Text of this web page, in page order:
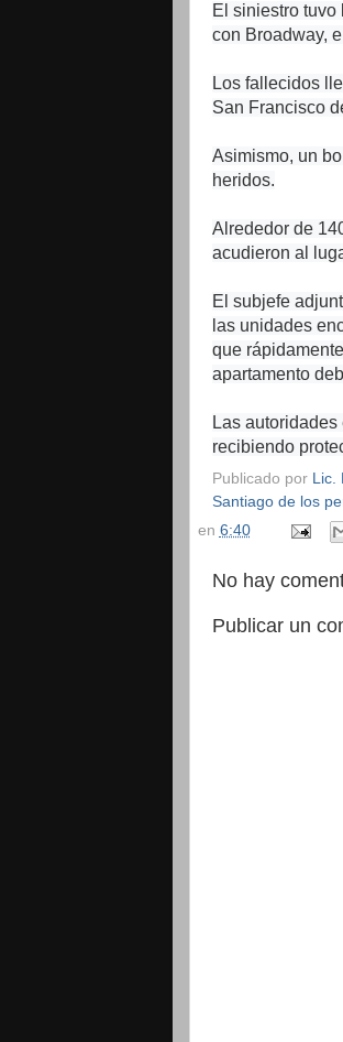
El siniestro
con Broadway,
Los fallecidos
San Francisco
Asimismo, un
heridos.
Alrededor de
acudieron al
El subjefe
las unidades
que
apartamento
Las
recibiendo
Publicado por Lic.
Santiago de los
en 6:40
No hay
Publicar un